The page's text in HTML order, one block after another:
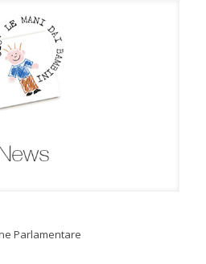
Parlamentare